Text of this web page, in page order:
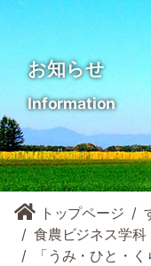
お知らせ
Information
トップページ
食農ビジネス学科
「うみ・ひと・